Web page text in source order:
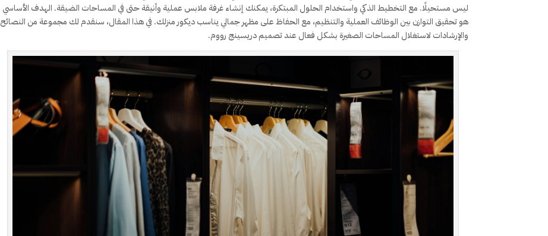
ليس مستحيلًا. مع التخطيط الذكي واستخدام الحلول المبتكرة، يمكنك إنشاء غرفة ملابس عملية وأنيقة حتى في المساحات الضيقة. الهدف الأساسي
هو تحقيق التوازن بين الوظائف العملية والتنظيم، مع الحفاظ على مظهر جمالي يناسب ديكور منزلك. في هذا المقال، سنقدم لك مجموعة من النصائح
والإرشادات لاستغلال المساحات الصغيرة بشكل فعال عند تصميم دريسينج رووم.